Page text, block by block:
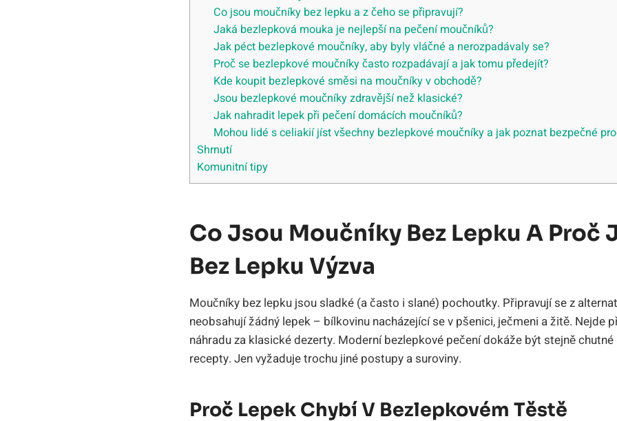
Co jsou moučníky bez lepku a z čeho se připravují?
Jaká bezlepková mouka je nejlepší na pečení moučníků?
Jak péct bezlepkové moučníky, aby byly vláčné a nerozpadávaly se?
Proč se bezlepkové moučníky často rozpadávají a jak tomu předejít?
Kde koupit bezlepkové směsi na moučníky v obchodě?
Jsou bezlepkové moučníky zdravější než klasické?
Jak nahradit lepek při pečení domácích moučníků?
Mohou lidé s celiakií jíst všechny bezlepkové moučníky a jak poznat bezpečné
Shrnutí
Komunitní tipy
Co Jsou Moučníky Bez Lepku A Proč
Bez Lepku Výzva
Moučníky bez lepku jsou sladké (a často i slané) pochoutky. Připravují se z
neobsahují žádný lepek – bílkovinu nacházející se v pšenici, ječmeni a žitě. Nejde
náhradu za klasické dezerty. Moderní bezlepkové pečení dokáže být stejně
recepty. Jen vyžaduje trochu jiné postupy a suroviny.
Proč Lepek Chybí V Bezlepkovém Těstě